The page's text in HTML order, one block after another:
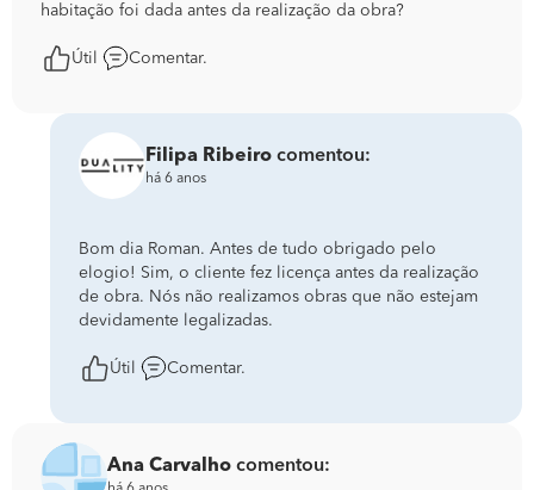
habitação foi dada antes da realização da obra?
Útil Comentar.
Filipa Ribeiro comentou:
há 6 anos
Bom dia Roman. Antes de tudo obrigado pelo
elogio! Sim, o cliente fez licença antes da realização
de obra. Nós não realizamos obras que não estejam
devidamente legalizadas.
Útil Comentar.
Ana Carvalho comentou: